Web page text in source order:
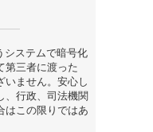
システムで暗号化
第三者に渡った
いません。安心し
、行政、司法機関
はこの限りではあ